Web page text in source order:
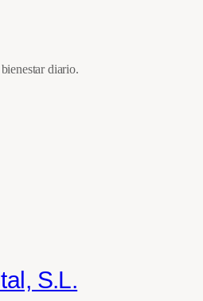
diario.
S.L.